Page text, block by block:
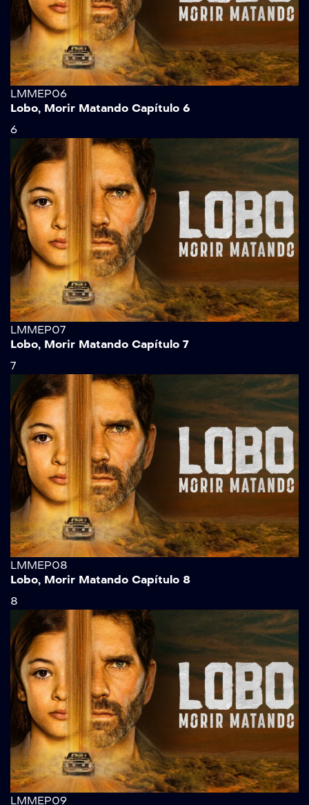
LMMEP06
Lobo, Morir Matando Capítulo 6
6
LMMEP07
Lobo, Morir Matando Capítulo 7
7
LMMEP08
Lobo, Morir Matando Capítulo 8
8
LMMEP09